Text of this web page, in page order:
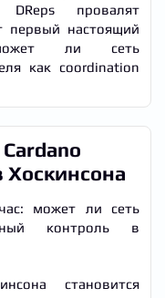
провалят
первый настоящий
может ли сеть
как coordination
Хоскинсона
может ли сеть
контроль в
становится